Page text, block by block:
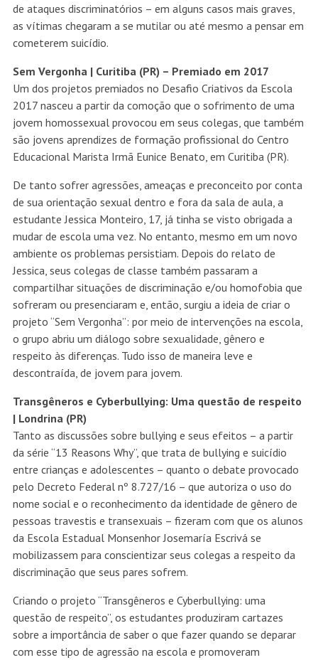
de ataques discriminatórios – em alguns casos mais graves,
as vítimas chegaram a se mutilar ou até mesmo a pensar em
cometerem suicídio.
Sem Vergonha | Curitiba (PR) – Premiado em 2017
Um dos projetos premiados no Desafio Criativos da Escola
2017 nasceu a partir da comoção que o sofrimento de uma
jovem homossexual provocou em seus colegas, que também
são jovens aprendizes de formação profissional do Centro
Educacional Marista Irmã Eunice Benato, em Curitiba (PR).
De tanto sofrer agressões, ameaças e preconceito por conta
de sua orientação sexual dentro e fora da sala de aula, a
estudante Jessica Monteiro, 17, já tinha se visto obrigada a
mudar de escola uma vez. No entanto, mesmo em um novo
ambiente os problemas persistiam. Depois do relato de
Jessica, seus colegas de classe também passaram a
compartilhar situações de discriminação e/ou homofobia que
sofreram ou presenciaram e, então, surgiu a ideia de criar o
projeto “Sem Vergonha”: por meio de intervenções na escola,
o grupo abriu um diálogo sobre sexualidade, gênero e
respeito às diferenças. Tudo isso de maneira leve e
descontraída, de jovem para jovem.
Transgêneros e Cyberbullying: Uma questão de respeito
| Londrina (PR)
Tanto as discussões sobre bullying e seus efeitos – a partir
da série “13 Reasons Why”, que trata de bullying e suicídio
entre crianças e adolescentes – quanto o debate provocado
pelo Decreto Federal nº 8.727/16 – que autoriza o uso do
nome social e o reconhecimento da identidade de gênero de
pessoas travestis e transexuais – fizeram com que os alunos
da Escola Estadual Monsenhor Josemaría Escrivá se
mobilizassem para conscientizar seus colegas a respeito da
discriminação que seus pares sofrem.
Criando o projeto “Transgêneros e Cyberbullying: uma
questão de respeito”, os estudantes produziram cartazes
sobre a importância de saber o que fazer quando se deparar
com esse tipo de agressão na escola e promoveram